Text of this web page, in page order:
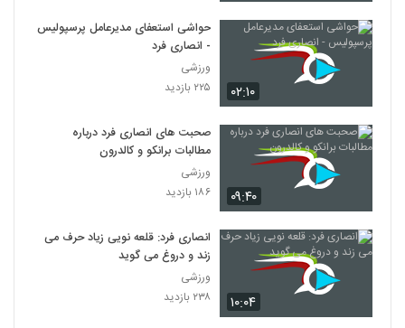
۰۲:۱۰
حواشی استعفای مدیرعامل پرسپولیس
- انصاری فرد
ورزشی
۲۲۵ بازدید
۰۹:۴۰
صحبت‌ های انصاری‌ فرد درباره
مطالبات برانکو و کالدرون
ورزشی
۱۸۶ بازدید
۱۰:۰۴
انصاری فرد: قلعه نویی زیاد حرف می
زند و دروغ می گوید
ورزشی
۲۳۸ بازدید